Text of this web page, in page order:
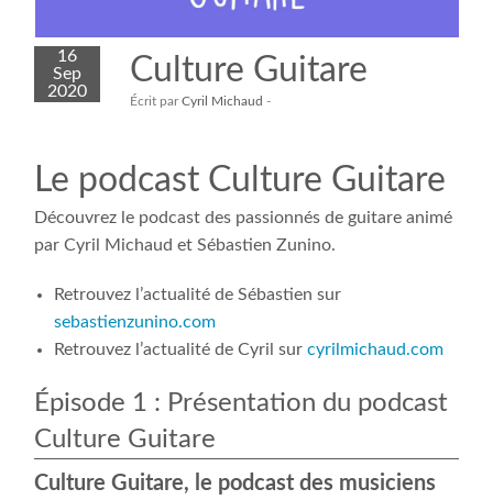
16
Sep
2020
Culture Guitare
Écrit parCyril Michaud -
Le podcast Culture Guitare
Découvrez le podcast des passionnés de guitare animé
par Cyril Michaud et Sébastien Zunino.
Retrouvez l’actualité de Sébastien sur
sebastienzunino.com
Retrouvez l’actualité de Cyril sur cyrilmichaud.com
Épisode 1 : Présentation du podcast
Culture Guitare
Culture Guitare, le podcast des musiciens